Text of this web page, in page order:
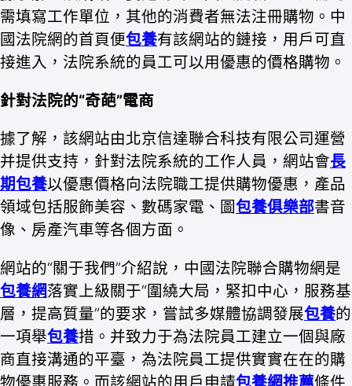
需填寫工作單位，其他的消費者無法注冊購物。中
國法院網的首頁便包養有該網站的鏈接，用戶可直
接進入，法院系統的員工可以用優惠的價格購物。
針對法院的“奇葩”電商
據了解，該網站由北京信達聯合科技有限公司運營
并提供支持，針對法院系統的工作人員，網站會長
期包養以優惠價格向法院職工提供購物優惠，產品
領域包括服飾美容、數碼家電、圖包養俱樂部書音
像、房產汽車等各個方面。
網站的“關于我們”介紹說，中國法院聯合購物網是
包養網落實上級關于“圍繞大局，緊扣中心，服務基
層，提高質量”的要求，嘗試多媒體協調發展包養的
一項舉包養措。并致力于為法院員工建立一個與廠
商直接溝通的平臺，為法院員工提供實實在在的購
物優惠服務。而該網站的用戶申請包養網推薦條件